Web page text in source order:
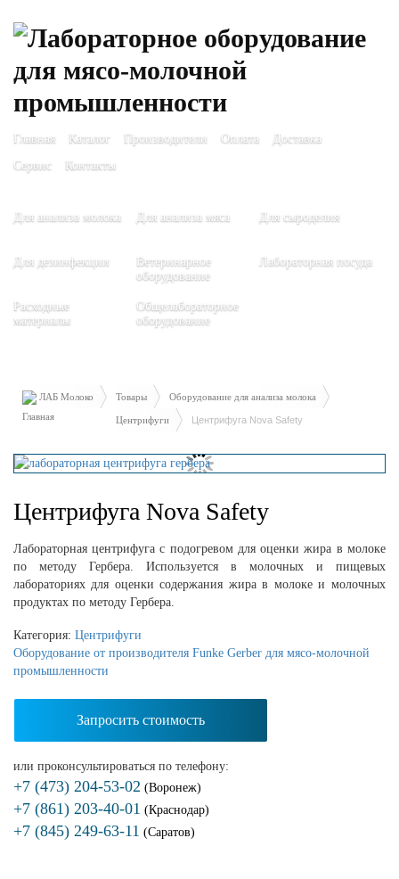
Главная Каталог Производители Оплата
Доставка
Сервис
Контакты
Для анализа молока Для анализа мяса Для сыроделия
Для дезинфекции
Ветеринарное
оборудование
Лабораторная посуда
Расходные
материалы
Общелабораторное
оборудование
ЛАБ Молоко Товары Оборудование для анализа молока
Центрифуги Центрифуга Nova Safety
Центрифуга Nova Safety
Лабораторная центрифуга с подогревом для оценки жира в молоке
по методу Гербера. Используется в молочных и пищевых
лабораториях для оценки содержания жира в молоке и молочных
продуктах по методу Гербера.
Категория: Центрифуги
Оборудование от производителя Funke Gerber для мясо-молочной
промышленности
Запросить стоимость
или проконсультироваться по телефону:
+7 (473) 204-53-02 (Воронеж)
+7 (861) 203-40-01 (Краснодар)
+7 (845) 249-63-11 (Саратов)